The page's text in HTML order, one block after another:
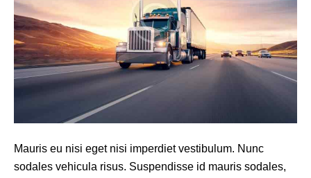
Mauris eu nisi eget nisi imperdiet vestibulum. Nunc
sodales vehicula risus. Suspendisse id mauris sodales,